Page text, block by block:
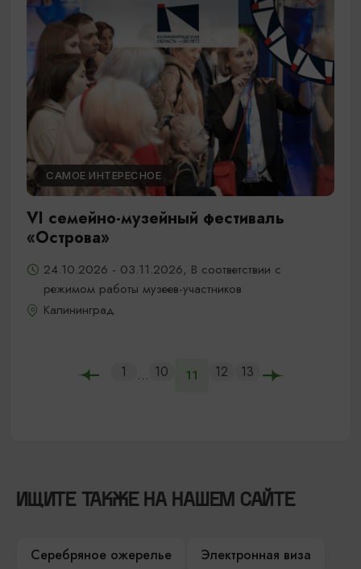
САМОЕ ИНТЕРЕСНОЕ
VI семейно-музейный фестиваль
«Острова»
24.10.2026 - 03.11.2026, В соответствии с
режимом работы музеев-участников
Калининград
1 ... 10 11 12 13
ИЩИТЕ ТАКЖЕ НА НАШЕМ САЙТЕ
Серебряное ожерелье
Электронная виза